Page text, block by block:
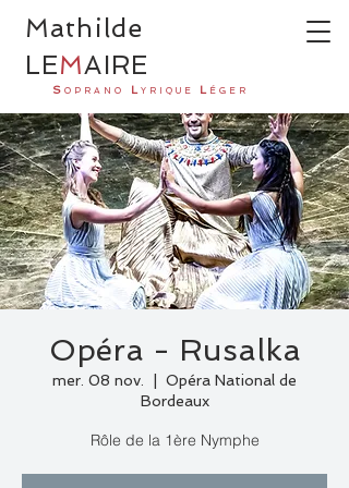
Mathilde
LEMAIRE
S OPRANO L YRIQUE L ÉGER
Opéra - Rusalka
mer. 08 nov.
Opéra National de
Bordeaux
Rôle de la 1ère Nymphe